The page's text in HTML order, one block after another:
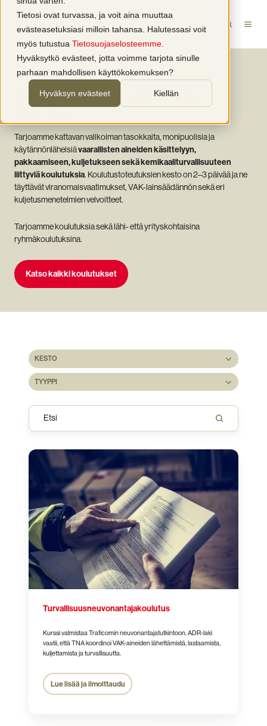
Tietosi ovat turvassa, ja voit aina muuttaa
evästeasetuksiasi milloin tahansa. Halutessasi voit
myös tutustua Tietosuojaselosteemme
Hyväksytkö evästeet, jotta voimme tarjota sinulle
parhaan mahdollisen käyttökokemuksen?
Hyväksyn evästeet Kiellän
Vaarallisten aineiden koulutus | VAK-
koulutukset
Tarjoamme kattavan valikoiman tasokkaita, monipuolisia ja
käytännönläheisiävaarallisten aineiden käsittelyyn,
pakkaamiseen, kuljetukseen sekä kemikaaliturvallisuuteen
liittyviä koulutuksia. Koulutustoteutuksien kesto on 2–3 päivää ja ne
täyttävät viranomaisvaatimukset, VAK-lainsäädännön sekä eri
kuljetusmenetelmien velvoitteet.
Tarjoamme koulutuksia sekä lähi- että yrityskohtaisina
ryhmäkoulutuksina.
Katso kaikki koulutukset
KESTO
TYYPPI
Turvallisuus­
neuvonantaja­
Turvallisuus­neuvonantaja­koulutus
Kurssi valmistaa Traficomin neuvonantajatutkintoon. ADR-laki
vaatii, että TNA koordinoi VAK-aineiden lähettämistä, lastaamista,
kuljettamista ja turvallisuutta.
Lue lisää ja ilmoittaudu